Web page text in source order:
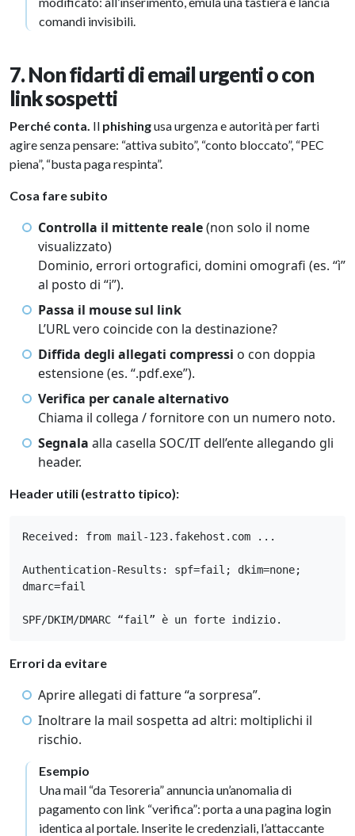
comandi invisibili.
7. Non fidarti di email urgenti o con
link sospetti
Perché conta. Il phishingusa urgenza e autorità per farti
agire senza pensare: “attiva subito”, “conto bloccato”, “PEC
piena”, “busta paga respinta”.
Cosa fare subito
Controlla il mittente reale(non solo il nome
visualizzato)
Dominio, errori ortografici, domini omografi (es. “ì”
al posto di “i”).
Passa il mouse sul link
L’URL vero coincide con la destinazione?
Diffida degli allegati compressi o con doppia
estensione (es. “.pdf.exe”).
Verifica per canale alternativo
Chiama il collega / fornitore con un numero noto.
Segnala alla casella SOC/IT dell’ente allegando gli
header.
Header utili (estratto tipico):
Received: from mail-123.fakehost.com ...
Authentication-Results: spf=fail; dkim=none;
dmarc=fail
SPF/DKIM/DMARC “fail” è un forte indizio.
Errori da evitare
Aprire allegati di fatture “a sorpresa”.
Inoltrare la mail sospetta ad altri: moltiplichi il
rischio.
Esempio
Una mail “da Tesoreria” annuncia un’anomalia di
pagamento con link “verifica”: porta a una pagina login
identica al portale. Inserite le credenziali, l’attaccante